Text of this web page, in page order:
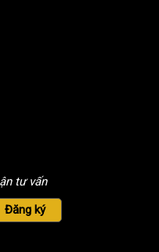
tư vấn